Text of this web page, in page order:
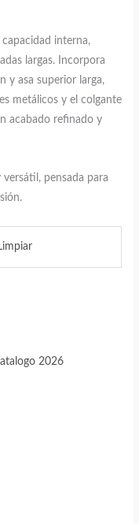
interna,
largas. Incorpora
y asa superior larga,
metálicos y el colgante
acabado refinado y
pensada para
2026